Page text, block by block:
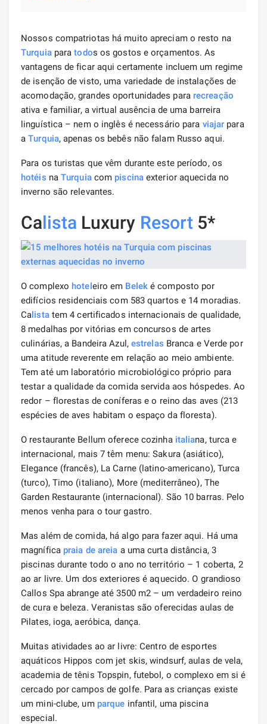
Nossos compatriotas há muito apreciam o resto na
Turquiaparatodos os gostos e orçamentos. As
vantagens de ficar aqui certamente incluem um regime
de isenção de visto, uma variedade de instalações de
acomodação, grandes oportunidades para recreação
ativa e familiar, a virtual ausência de uma barreira
linguística – nem o inglês é necessário para viajar para
aTurquia, apenas os bebês não falam Russo aqui.
Para os turistas que vêm durante este período, os
hotéis naTurquiacom piscinaexterior aquecida no
inverno são relevantes.
Calista Luxury Resort 5*
O complexo hoteleiro em Beleké composto por
edifícios residenciais com 583 quartos e 14 moradias.
Calistatem 4 certificados internacionais de qualidade,
8 medalhas por vitórias em concursos de artes
culinárias, a Bandeira Azul, estrelas Branca e Verde por
uma atitude reverente em relação ao meio ambiente.
Tem até um laboratório microbiológico próprio para
testar a qualidade da comida servida aos hóspedes. Ao
redor – florestas de coníferas e o reino das aves (213
espécies de aves habitam o espaço da floresta).
O restaurante Bellum oferece cozinha italiana, turca e
internacional, mais 7 têm menu: Sakura (asiático),
Elegance (francês), La Carne (latino-americano), Turca
(turco), Timo (italiano), More (mediterrâneo), The
Garden Restaurante (internacional). São 10 barras. Pelo
menos venha para o tour gastro.
Mas além de comida, há algo para fazer aqui. Há uma
magnífica praia de areia a uma curta distância, 3
piscinas durante todo o ano no território – 1 coberta, 2
ao ar livre. Um dos exteriores é aquecido. O grandioso
Callos Spa abrange até 3500 m2 – um verdadeiro reino
de cura e beleza. Veranistas são oferecidas aulas de
Pilates, ioga, aeróbica, dança.
Muitas atividades ao ar livre: Centro de esportes
aquáticos Hippos com jet skis, windsurf, aulas de vela,
academia de tênis Topspin, futebol, o complexo em si é
cercado por campos de golfe. Para as crianças existe
um mini-clube, um parque infantil, uma piscina
especial.